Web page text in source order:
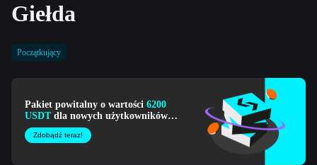
Giełda
Początkujący
Pakiet powitalny o wartości 6200
USDTdla nowych użytkowników
Bitget!
Zdobądź teraz!